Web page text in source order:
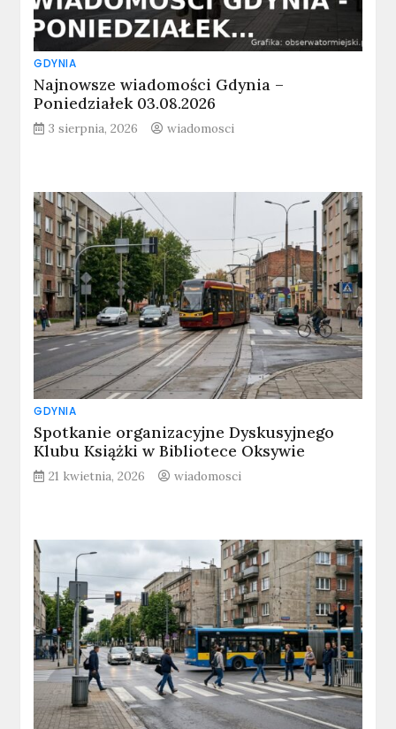
GDYNIA
Najnowsze wiadomości Gdynia –
Poniedziałek 03.08.2026
3 sierpnia, 2026 wiadomosci
GDYNIA
Spotkanie organizacyjne Dyskusyjnego
Klubu Książki w Bibliotece Oksywie
21 kwietnia, 2026 wiadomosci